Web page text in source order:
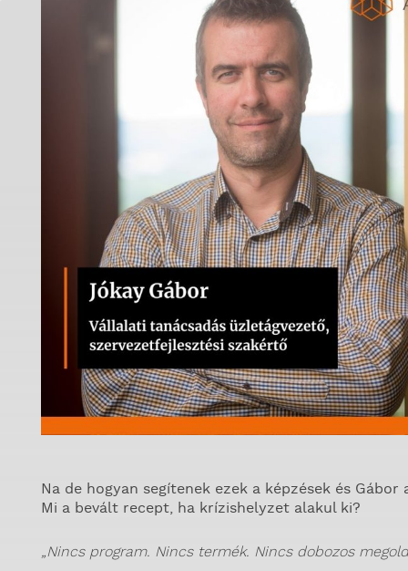
Na de hogyan segítenek ezek a képzések és
Mi a bevált recept, ha krízishelyzet alakul ki?
„Nincs program. Nincs termék. Nincs dobozos